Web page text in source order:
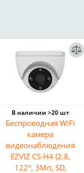
В наличии >20 шт
Беспроводная WiFi
камера
видеонаблюдения
EZVIZ CS-H4 (2.8,
122°, 3Мп, SD,